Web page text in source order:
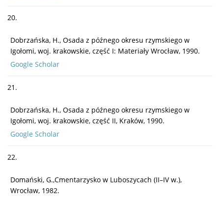
20.
Dobrzańska, H., Osada z późnego okresu rzymskiego w
Igołomi, woj. krakowskie, część I: Materiały Wrocław, 1990.
Google Scholar
21.
Dobrzańska, H., Osada z późnego okresu rzymskiego w
Igołomi, woj. krakowskie, część II, Kraków, 1990.
Google Scholar
22.
Domański, G.,Cmentarzysko w Luboszycach (II–IV w.),
Wrocław, 1982.